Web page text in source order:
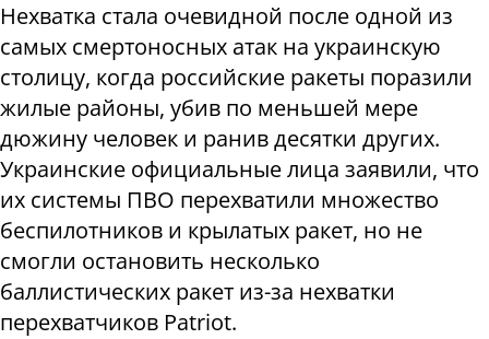
Нехватка стала очевидной после одной из
самых смертоносных атак на украинскую
столицу, когда российские ракеты поразили
жилые районы, убив по меньшей мере
дюжину человек и ранив десятки других.
Украинские официальные лица заявили, что
их системы ПВО перехватили множество
беспилотников и крылатых ракет, но не
смогли остановить несколько
баллистических ракет из-за нехватки
перехватчиков Patriot.